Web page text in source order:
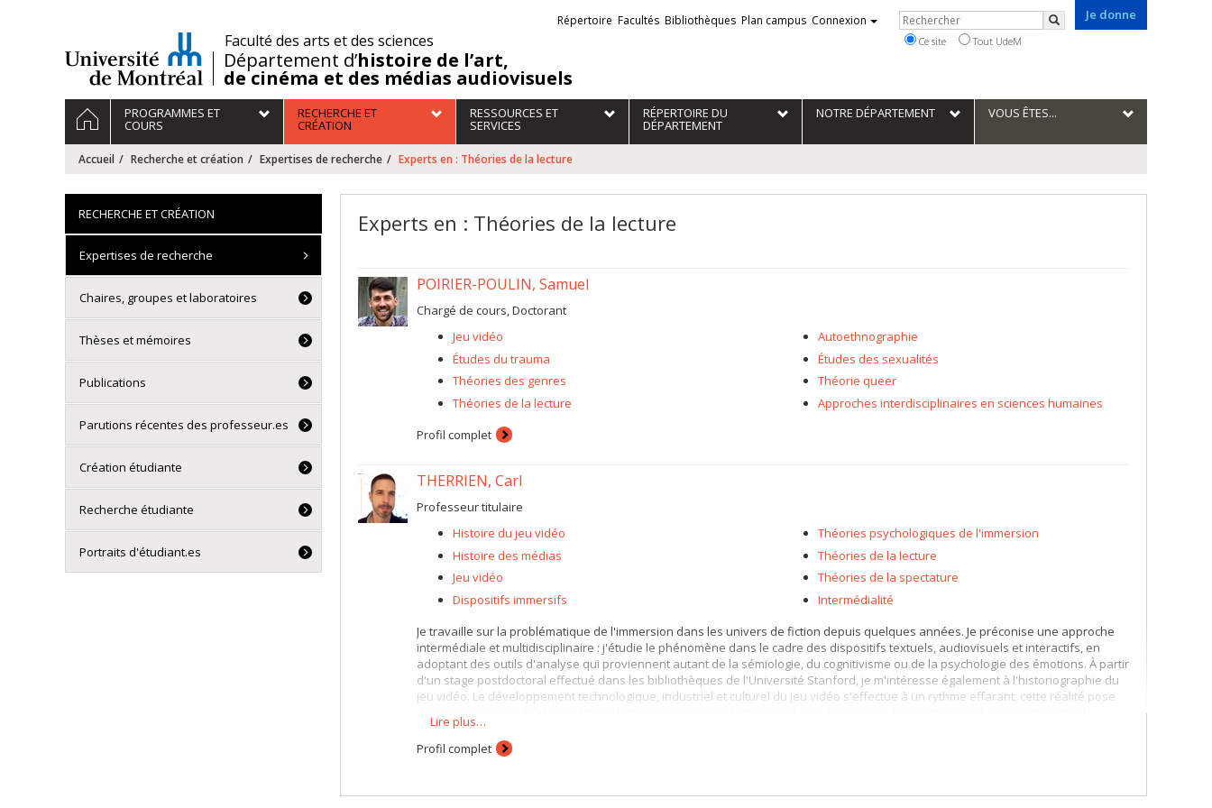
/Faculté des arts et des sciences
Département d’histoire de l’art,
de cinéma et des médias audiovisuels
Je donne
Liens
externes
Répertoire Facultés Bibliothèques Plan campus Connexion Rechercher
Rechercher
Ce site Tout UdeM
Navigation
principale
ACCUEILPROGRAMMES ET
COURS
RECHERCHE ET
CRÉATION
RESSOURCES ET
SERVICES
RÉPERTOIRE DU
DÉPARTEMENT
NOTRE DÉPARTEMENT VOUS ÊTES...
Accueil Recherche et création Expertises de recherche Experts en : Théories de la lecture
Experts en : Théories de la lecture
POIRIER-POULIN, Samuel
Chargé de cours, Doctorant
Jeu vidéo
Études du trauma
Théories des genres
Théories de la lecture
Autoethnographie
Études des sexualités
Théorie queer
Approches interdisciplinaires en sciences humaines
Profil complet
THERRIEN, Carl
Professeur titulaire
Histoire du jeu vidéo
Histoire des médias
Jeu vidéo
Dispositifs immersifs
Théories psychologiques de l'immersion
Théories de la lecture
Théories de la spectature
Intermédialité
Je travaille sur la problématique de l'immersion dans les univers de fiction depuis quelques années. Je préconise une approche
intermédiale et multidisciplinaire : j'étudie le phénomène dans le cadre des dispositifs textuels, audiovisuels et interactifs, en
adoptant des outils d'analyse qui proviennent autant de la sémiologie, du cognitivisme ou de la psychologie des émotions. À partir
d'un stage postdoctoral effectué dans les bibliothèques de l'Université Stanford, je m'intéresse également à l'historiographie du
jeu vidéo. Le développement technologique, industriel et culturel du jeu vidéo s'effectue à un rythme effarant; cette réalité pose
s'attache donc à recenser ces problèmes et à proposer des pistes de solutions.
Lire plus…
Profil complet
RECHERCHE ET CRÉATION
Expertises de recherche
Chaires, groupes et laboratoires
Thèses et mémoires
Publications
Parutions récentes des professeur.es
Création étudiante
Recherche étudiante
Portraits d'étudiant.es